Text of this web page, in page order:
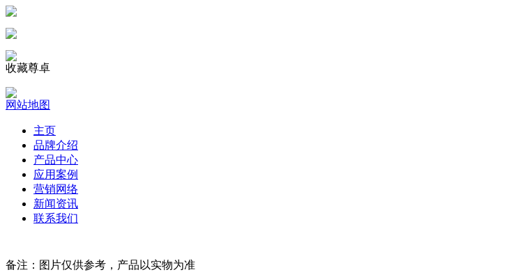
收藏尊卓
网站地图
主页
品牌介绍
产品中心
应用案例
营销网络
新闻资讯
联系我们
备注：图片仅供参考，产品以实物为准